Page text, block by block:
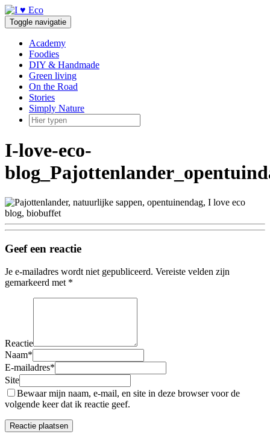
Doorgaan
naar
inhoud
Toggle navigatie
Academy
Foodies
DIY & Handmade
Green living
On the Road
Stories
Simply Nature
I-love-eco-
Geef een reactie
Je e-mailadres wordt niet gepubliceerd. Vereiste velden zijn
gemarkeerd met *
Reactie
Naam*
E-mailadres*
Site
Bewaar mijn naam, e-mail, en site in deze browser voor de
volgende keer dat ik reactie geef.